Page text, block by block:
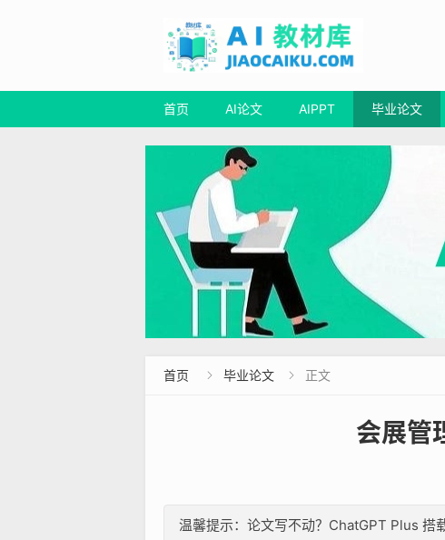
首页 AI论文 AIPPT 毕业论文
首页  毕业论文  正文
会展管
温馨提示：论文写不动？ChatGPT Plus 搭